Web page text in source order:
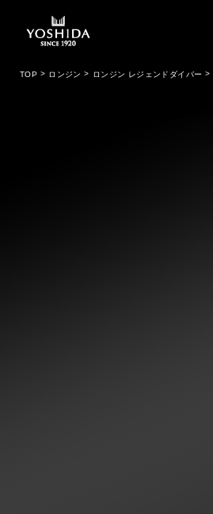
TOP ロンジン ロンジン レジェンドダイバー